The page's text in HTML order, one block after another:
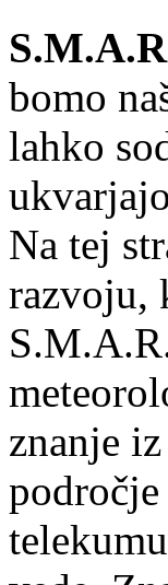
bomo
lahko
Na tej
razvoju,
znanje